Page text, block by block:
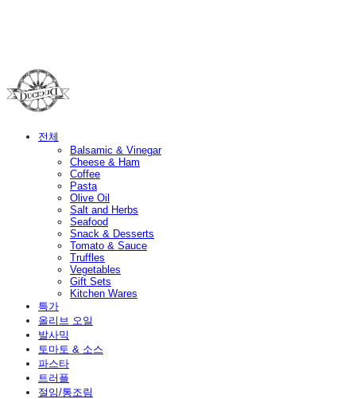
전체
Balsamic & Vinegar
Cheese & Ham
Coffee
Pasta
Olive Oil
Salt and Herbs
Seafood
Snack & Desserts
Tomato & Sauce
Truffles
Vegetables
Gift Sets
Kitchen Wares
특가
올리브 오일
발사믹
토마토 & 소스
파스타
트러플
절임/통조림